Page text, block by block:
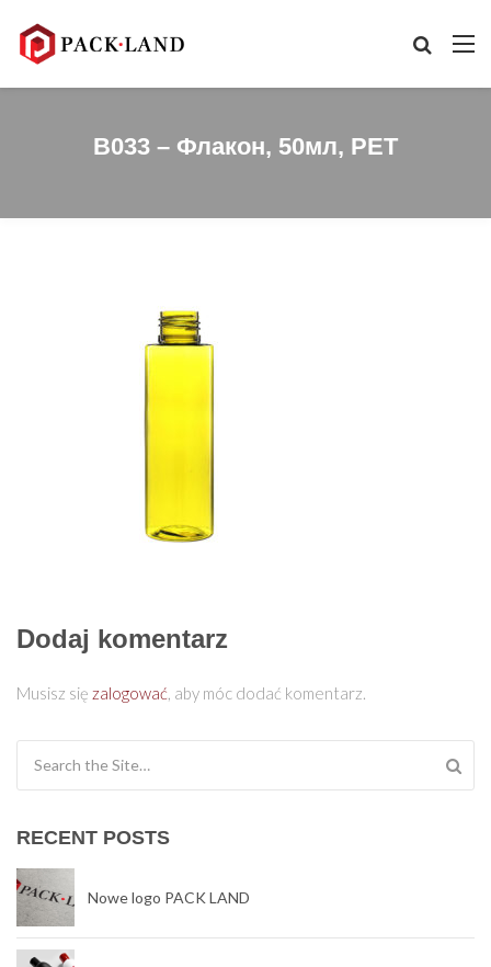
B033 – Флакон, 50мл, PET
Dodaj komentarz
Musisz się zalogować, aby móc dodać komentarz.
RECENT POSTS
Nowe logo PACK LAND